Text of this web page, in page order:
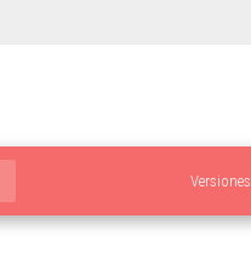
Versiones